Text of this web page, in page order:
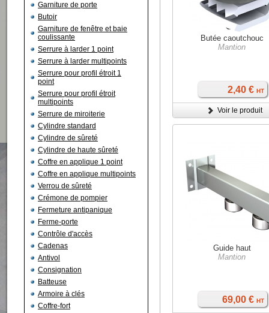
Garniture de porte
Butoir
Garniture de fenêtre et baie
coulissante
Serrure à larder 1 point
Serrure à larder multipoints
Serrure pour profil étroit 1
point
Serrure pour profil étroit
multipoints
Serrure de miroiterie
Cylindre standard
Cylindre de sûreté
Cylindre de haute sûreté
Coffre en applique 1 point
Coffre en applique multipoints
Verrou de sûreté
Crémone de pompier
Fermeture antipanique
Ferme-porte
Contrôle d'accès
Cadenas
Antivol
Consignation
Batteuse
Armoire à clés
Coffre-fort
Butée caoutchouc
Mantion
2,40 € HT
Voir le produit
Guide haut
Mantion
69,00 € HT